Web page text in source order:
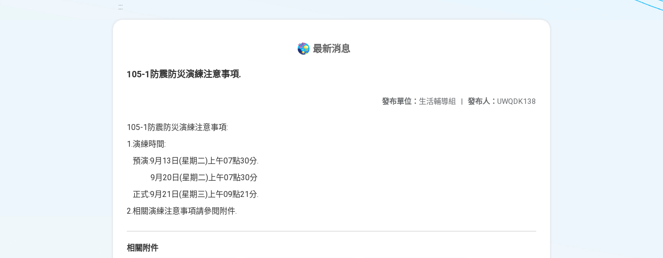
:::
最新消息
105-1防震防災演練注意事項.
發布人： UWQDK138
發布單位： 生活輔導組 |
105-1防震防災演練注意事項:
1.演練時間:
預演:9月13日(星期二)上午07點30分.
9月20日(星期二)上午07點30分
正式:9月21日(星期三)上午09點21分.
2.相關演練注意事項請參閱附件.
相關附件